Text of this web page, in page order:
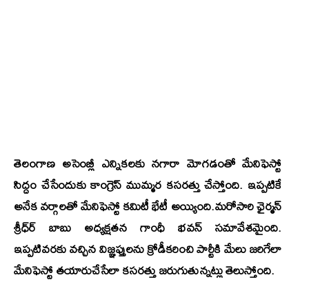
తెలంగాణ అసెంబ్లీ ఎన్నికలకు నగారా మోగడంతో మేనిఫెస్టో
సిద్దం చేసేందుకు కాంగ్రెస్‌ ముమ్మర కసరత్తు చేస్తోంది. ఇప్పటికే
అనేక వర్గాలతో మేనిఫెస్టో కమిటీ భేటీ అయ్యింది.మరోసారి ఛైర్మన్‌
శ్రీధ్‌ర్‌ బాబు అధ్యక్షతన గాంధీ భవన్‌ సమావేశమైంది.
ఇప్పటివరకు వచ్చిన విజ్ఞప్తులను క్రోడీకరించి పార్టీకి మేలు జరిగేలా
మేనిఫెస్టో తయారుచేసేలా కసరత్తు జరుగుతున్నట్లు తెలుస్తోంది.